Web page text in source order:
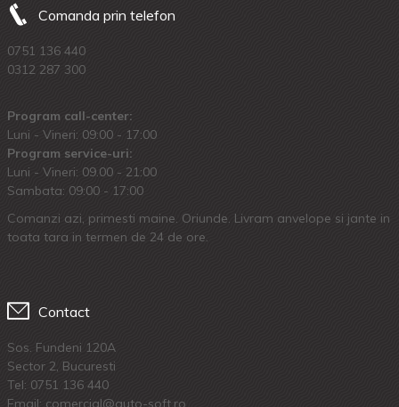
Comanda prin telefon
0751 136 440
0312 287 300
Program call-center:
Luni - Vineri: 09:00 - 17:00
Program service-uri:
Luni - Vineri: 09.00 - 21:00
Sambata: 09:00 - 17:00
Comanzi azi, primesti maine. Oriunde. Livram anvelope si jante in
toata tara in termen de 24 de ore.
Contact
Sos. Fundeni 120A
Sector 2, Bucuresti
Tel: 0751 136 440
Email: comercial@auto-soft.ro